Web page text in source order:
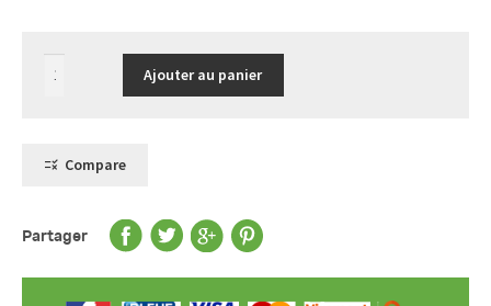
quantité
de
fioul,
SCHUTZ
gammes
et
Ajouter au panier
Compare
Partager